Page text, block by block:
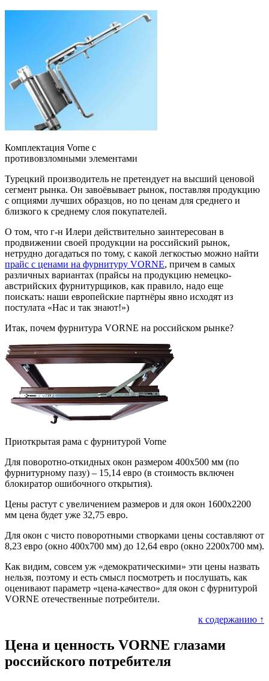
Комплектация Vorne с
противовзломными элементами
Турецкий производитель не претендует на высший ценовой
сегмент рынка. Он завоёвывает рынок, поставляя продукцию
с опциями лучших образцов, но по ценам для среднего и
близкого к среднему слоя покупателей.
О том, что г-н Илери действительно заинтересован в
продвижении своей продукции на российский рынок,
нетрудно догадаться по тому, с какой легкостью можно найти
прайс с ценами на фурнитуру VORNE, причем в самых
различных вариантах (прайсы на продукцию немецко-
австрийских фурнитурщиков, как правило, надо еще
поискать: наши европейские партнёры явно исходят из
постулата «Нас и так знают!»)
Итак, почем фурнитура VORNE на российском рынке?
Приоткрытая рама с фурнитурой Vorne
Для поворотно-откидных окон размером 400х500 мм (по
фурнитурному пазу) – 15,14 евро (в стоимость включен
блокиратор ошибочного открытия).
Цены растут с увеличением размеров и для окон 1600х2200
мм цена будет уже 32,75 евро.
Для окон с чисто поворотными створками цены составляют от
8,23 евро (окно 400х700 мм) до 12,64 евро (окно 2200х700 мм).
Как видим, совсем уж «демократическими» эти цены назвать
нельзя, поэтому и есть смысл посмотреть и послушать, как
оценивают параметр «цена-качество» для окон с фурнитурой
VORNE отечественные потребители.
к содержанию ↑
Цена и ценность VORNE глазами
российского потребителя